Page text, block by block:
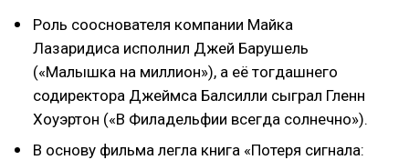
Роль сооснователя компании Майка
Лазаридиса исполнил Джей Барушель
(«Малышка на миллион»), а её тогдашнего
содиректора Джеймса Балсилли сыграл Гленн
Хоуэртон («В Филадельфии всегда солнечно»).
В основу фильма легла книга «Потеря сигнала: